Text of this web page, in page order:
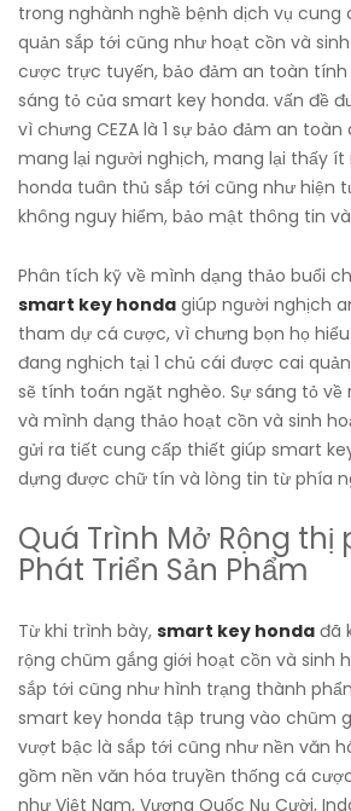
trong nghành nghề bệnh dịch vụ cung
quản sắp tới cũng như hoạt cồn và
cược trực tuyến, bảo đảm an toàn
sáng tỏ của smart key honda. vấn đề
vì chưng CEZA là 1 sự bảo đảm an
mang lại người nghịch, mang lại thấy
honda tuân thủ sắp tới cũng như hiện
không nguy hiểm, bảo mật thông tin
Phân tích kỹ về mình dạng thảo buổi
smart key honda giúp người nghịch
tham dự cá cược, vì chưng bọn họ
đang nghịch tại 1 chủ cái được cai
sẽ tính toán ngặt nghèo. Sự sáng tỏ về
và mình dạng thảo hoạt cồn và sinh
gửi ra tiết cung cấp thiết giúp smart
dựng được chữ tín và lòng tin từ phía
Quá Trình Mở Rộng thị
Phát Triển Sản Phẩm
Từ khi trình bày, smart key honda đã
rộng chũm gắng giới hoạt cồn và sinh
sắp tới cũng như hình trạng thành
smart key honda tập trung vào chũm
vượt bậc là sắp tới cũng như nền văn
gồm nền văn hóa truyền thống cá
như Việt Nam, Vương Quốc Nụ Cười,